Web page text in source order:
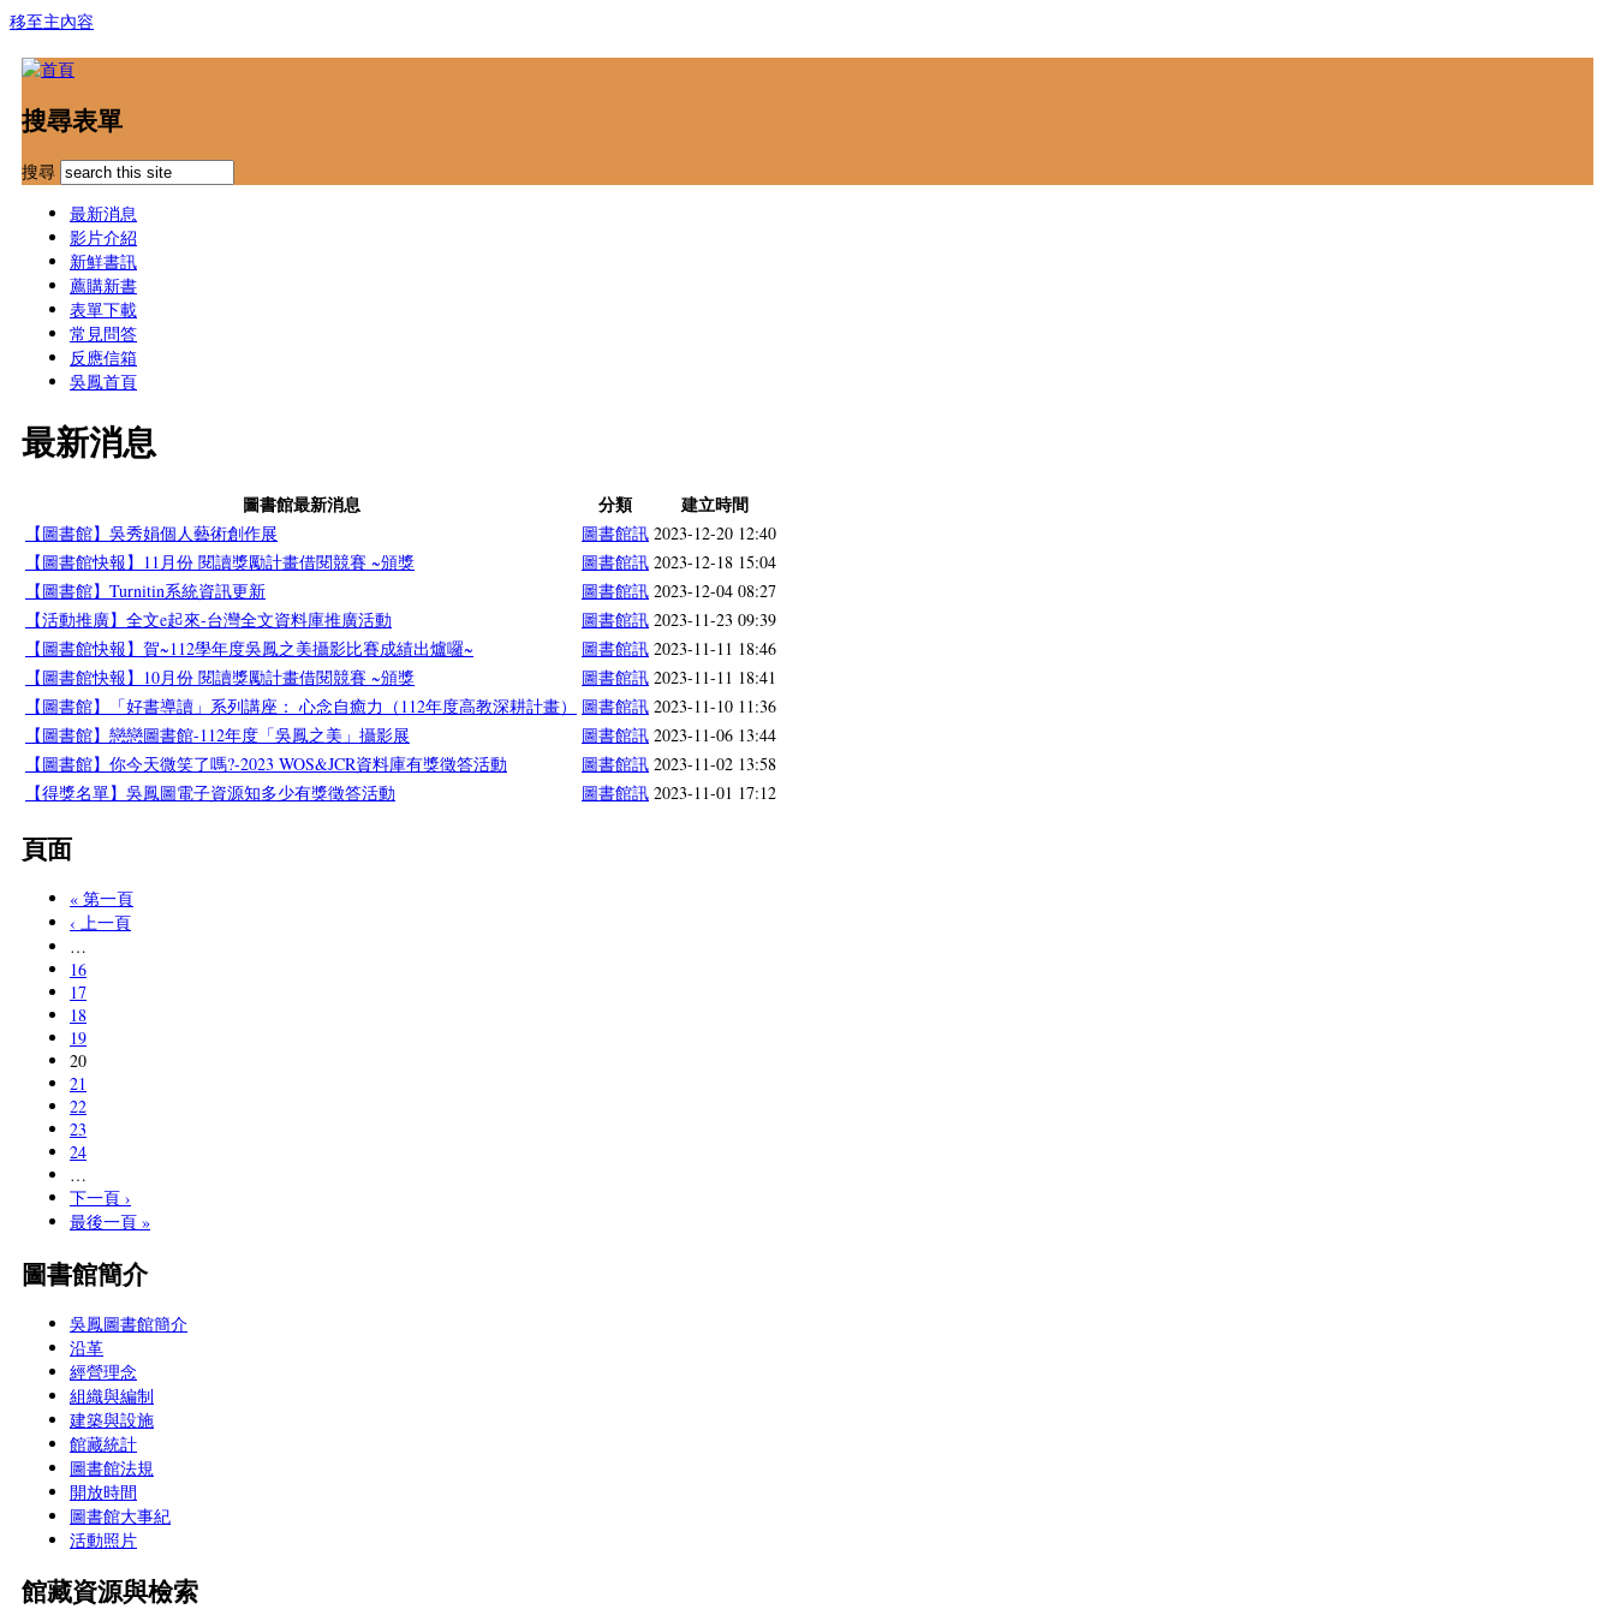
移至主內容
搜尋表單
搜尋
最新消息
影片介紹
新鮮書訊
薦購新書
表單下載
常見問答
反應信箱
吳鳳首頁
最新消息
圖書館最新消息 分類 建立時間
【圖書館】吳秀娟個人藝術創作展 圖書館訊 2023-12-20 12:40
【圖書館快報】11月份 閱讀獎勵計畫借閱競賽 ~頒獎
圖書館訊 2023-12-18 15:04
【圖書館】Turnitin系統資訊更新
圖書館訊 2023-12-04 08:27
【活動推廣】全文e起來-台灣全文資料庫推廣活動
圖書館訊 2023-11-23 09:39
【圖書館快報】賀~112學年度吳鳳之美攝影比賽成績出爐囉~
圖書館訊 2023-11-11 18:46
【圖書館快報】10月份 閱讀獎勵計畫借閱競賽 ~頒獎
圖書館訊 2023-11-11 18:41
【圖書館】「好書導讀」系列講座： 心念自癒力（112年度高教深耕計畫）
圖書館訊 2023-11-10 11:36
【圖書館】戀戀圖書館-112年度「吳鳳之美」攝影展
圖書館訊 2023-11-06 13:44
【圖書館】你今天微笑了嗎?-2023 WOS&JCR資料庫有獎徵答活動
圖書館訊 2023-11-02 13:58
【得獎名單】吳鳳圖電子資源知多少有獎徵答活動
圖書館訊 2023-11-01 17:12
頁面
« 第一頁
‹ 上一頁
…
16
17
18
19
20
21
22
23
24
…
下一頁 ›
最後一頁 »
圖書館簡介
吳鳳圖書館簡介
沿革
經營理念
組織與編制
建築與設施
館藏統計
圖書館法規
開放時間
圖書館大事紀
活動照片
館藏資源與檢索